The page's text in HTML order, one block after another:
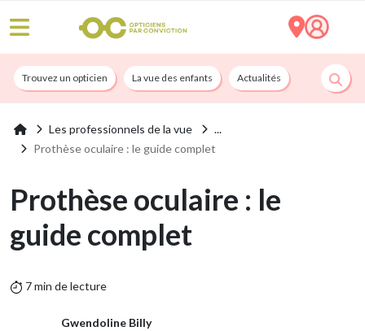
Trouvez un opticien La vue des enfants Actualités Nos services
Les professionnels de la vue
Prothèse oculaire : le guide complet
Prothèse oculaire : le
guide complet
7 min de lecture
Gwendoline Billy